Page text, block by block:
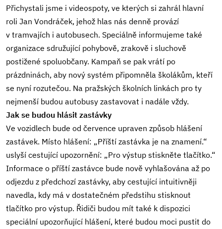
Přichystali jsme i videospoty, ve kterých si zahrál hlavní
roli Jan Vondráček, jehož hlas nás denně provází
v tramvajích i autobusech. Speciálně informujeme také
organizace sdružující pohybově, zrakově i sluchově
postižené spoluobčany. Kampaň se pak vrátí po
prázdninách, aby nový systém připomněla školákům, kteří
se nyní rozutečou. Na pražských školních linkách pro ty
nejmenší budou autobusy zastavovat i nadále vždy.
Jak se budou hlásit zastávky
Ve vozidlech bude od července upraven způsob hlášení
zastávek. Místo hlášení: „Příští zastávka je na znamení.“
uslyší cestující upozornění: „Pro výstup stiskněte tlačítko.“
Informace o příští zastávce bude nově vyhlašována až po
odjezdu z předchozí zastávky, aby cestující intuitivněji
navedla, kdy má v dostatečném předstihu stisknout
tlačítko pro výstup. Řidiči budou mít také k dispozici
speciální upozorňující hlášení, které budou moci pustit do